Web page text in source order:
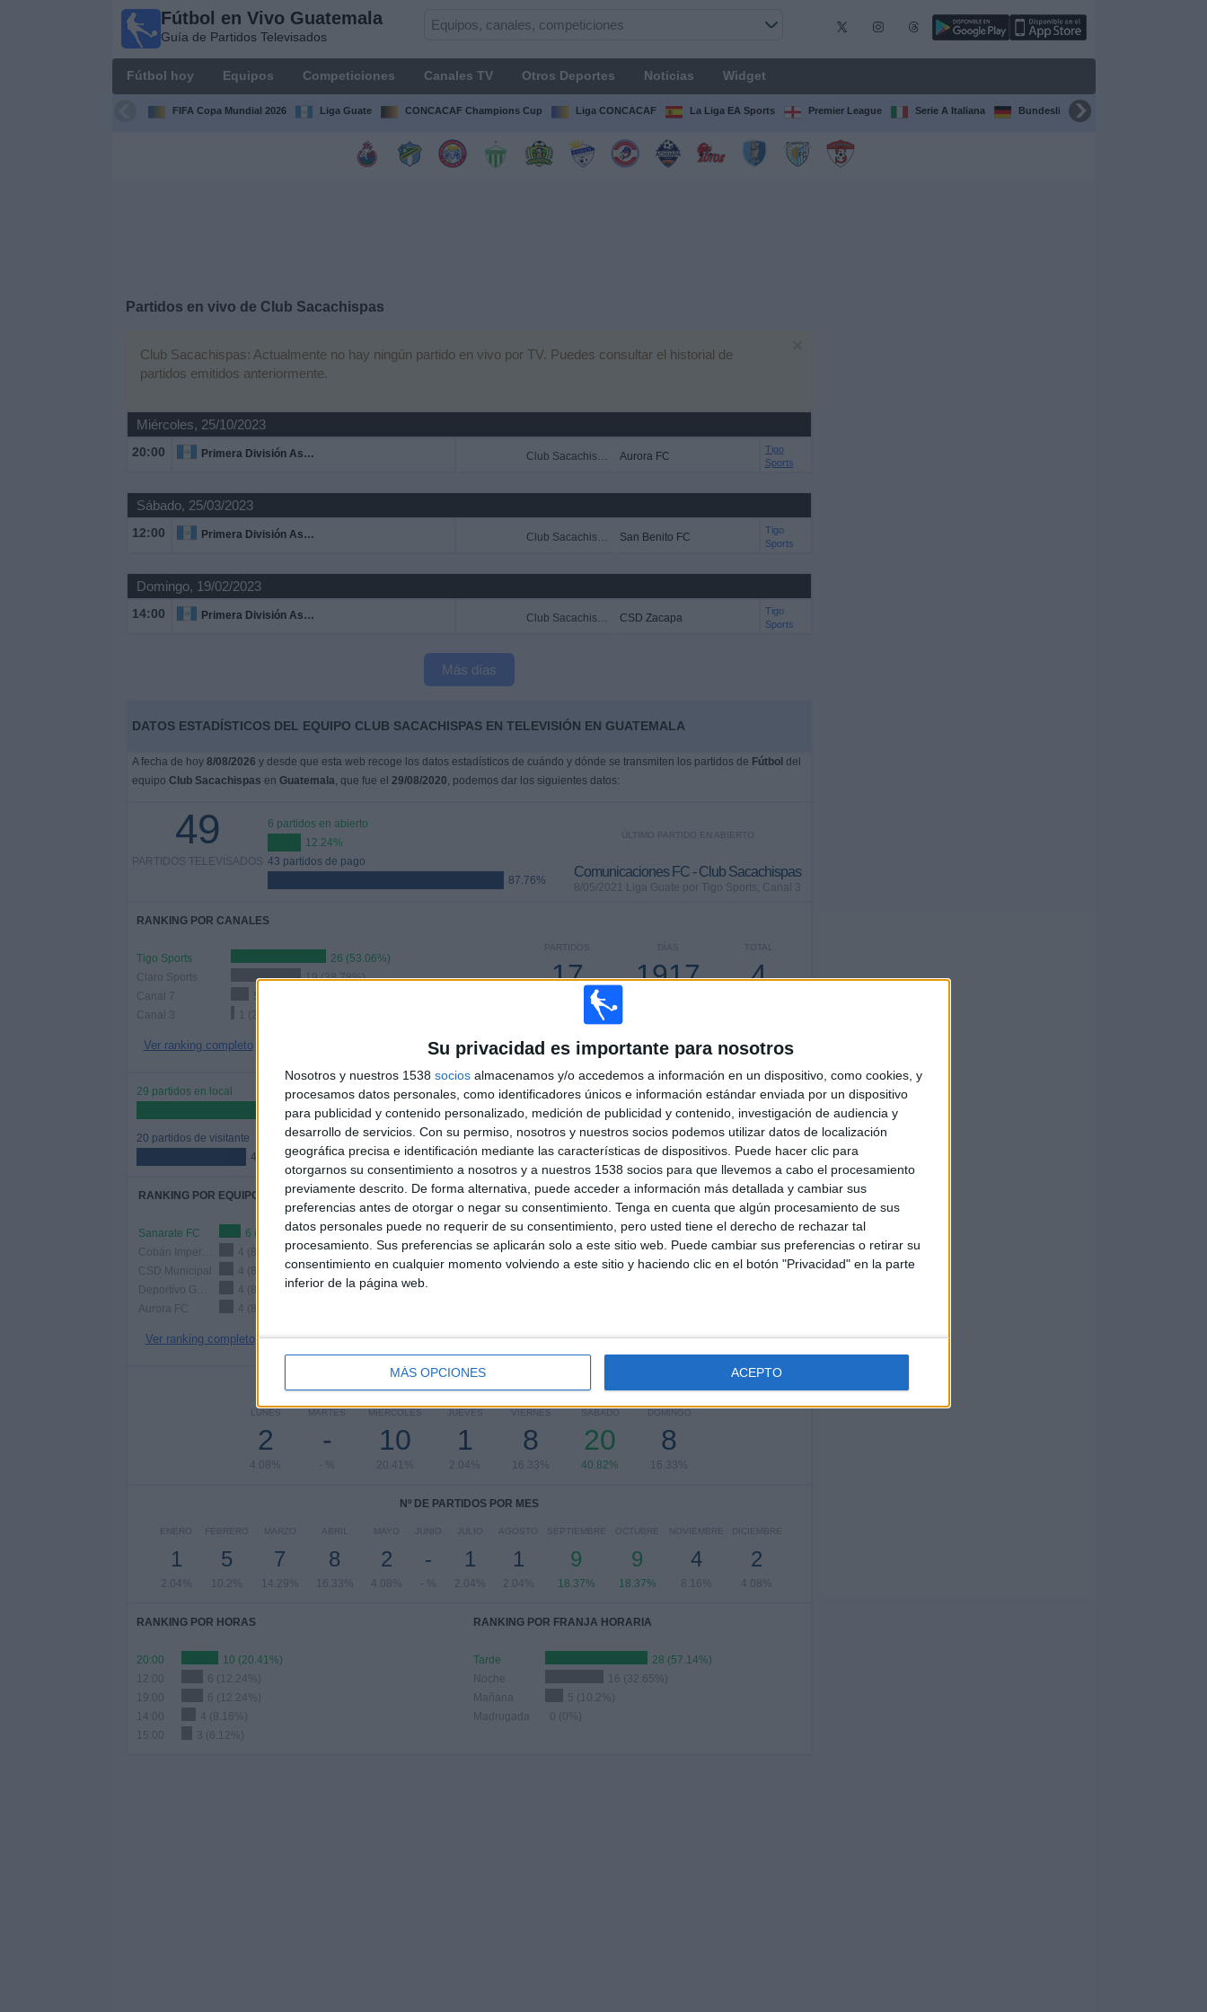
Su privacidad es importante para nosotros
Nosotros y nuestros 1538 socios almacenamos y/o accedemos a información en un dispositivo, como cookies, y
procesamos datos personales, como identificadores únicos e información estándar enviada por un dispositivo
para publicidad y contenido personalizado, medición de publicidad y contenido, investigación de audiencia y
desarrollo de servicios. Con su permiso, nosotros y nuestros socios podemos utilizar datos de localización
geográfica precisa e identificación mediante las características de dispositivos. Puede hacer clic para
otorgarnos su consentimiento a nosotros y a nuestros 1538 socios para que llevemos a cabo el procesamiento
previamente descrito. De forma alternativa, puede acceder a información más detallada y cambiar sus
preferencias antes de otorgar o negar su consentimiento. Tenga en cuenta que algún procesamiento de sus
datos personales puede no requerir de su consentimiento, pero usted tiene el derecho de rechazar tal
procesamiento. Sus preferencias se aplicarán solo a este sitio web. Puede cambiar sus preferencias o retirar su
consentimiento en cualquier momento volviendo a este sitio y haciendo clic en el botón "Privacidad" en la parte
inferior de la página web.
MÁS OPCIONES ACEPTO
Fútbol en Vivo Guatemala
Guía de Partidos Televisados
Fútbol hoy Equipos Competiciones Canales TV Otros Deportes Noticias Widget
FIFA Copa Mundial 2026 Liga Guate CONCACAF Champions Cup Liga CONCACAF La Liga EA Sports Premier League Serie A Italiana Bundesliga
Partidos en vivo de Club Sacachispas
Club Sacachispas: Actualmente no hay ningún partido en vivo por TV. Puedes consultar el historial de
partidos emitidos anteriormente.
Miércoles, 25/10/2023
20:00 Primera División Ascenso Club Sacachispas Aurora FC
Tigo
Sports
Sábado, 25/03/2023
12:00 Primera División Ascenso Club Sacachispas San Benito FC
Tigo
Sports
Domingo, 19/02/2023
14:00 Primera División Ascenso Club Sacachispas CSD Zacapa
Tigo
Sports
Más días
DATOS ESTADÍSTICOS DEL EQUIPO CLUB SACACHISPAS EN TELEVISIÓN EN GUATEMALA
A fecha de hoy 8/08/2026 y desde que esta web recoge los datos estadísticos de cuándo y dónde se transmiten los partidos de Fútbol del
equipo Club Sacachispas en Guatemala, que fue el 29/08/2020, podemos dar los siguientes datos:
49
PARTIDOS TELEVISADOS
6 partidos en abierto
12.24%
43 partidos de pago
87.76%
ÚLTIMO PARTIDO EN ABIERTO
Comunicaciones FC - Club Sacachispas
8/05/2021 Liga Guate por Tigo Sports, Canal 3
RANKING POR CANALES
Tigo Sports
26 (53.06%)
Claro Sports
19 (38.78%)
Canal 7
5 (10.2%)
Canal 3
1 (2.04%)
Ver ranking completo
TOTAL
4
DÍAS
1917
PARTIDOS
17
CONSECUTIVOS
29 partidos en local
59.18%
20 partidos de visitante
40.82%
TOTAL
20
RIVALES
MÁXIMO
6
VS Sanarate FC
TOTAL
2
COMPETICIONES
RANKING POR EQUIPOS
Sanarate FC
6 (12.24%)
4 (8.16%)
CSD Municipal
4 (8.16%)
4 (8.16%)
Aurora FC
4 (8.16%)
Ver ranking completo
RANKING POR COMPETICIONES
Liga Guate
32 (65.31%)
Primera División Ascenso
17 (34.69%)
LUNES
2
4.08%
MARTES
-
- %
MIÉRCOLES
10
20.41%
JUEVES
1
2.04%
VIERNES
8
16.33%
SÁBADO
20
40.82%
DOMINGO
8
16.33%
Nº DE PARTIDOS POR MES
ENERO
1
2.04%
FEBRERO
5
10.2%
MARZO
7
14.29%
ABRIL
8
16.33%
MAYO
2
4.08%
JUNIO
-
- %
JULIO
1
2.04%
AGOSTO
1
2.04%
SEPTIEMBRE
9
18.37%
OCTUBRE
9
18.37%
NOVIEMBRE
4
8.16%
DICIEMBRE
2
4.08%
RANKING POR HORAS
20:00
10 (20.41%)
12:00
6 (12.24%)
19:00
6 (12.24%)
4 (8.16%)
15:00
3 (6.12%)
RANKING POR FRANJA HORARIA
Tarde
28 (57.14%)
Noche
16 (32.65%)
Mañana
5 (10.2%)
Madrugada
0 (0%)
Fútbol en
Guatemala